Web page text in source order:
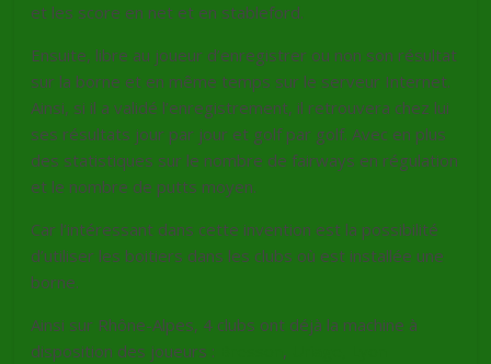
et les score en net et en stableford.
Ensuite, libre au joueur d’enregistrer ou non son résultat
sur la borne et en même temps sur le serveur Internet.
Ainsi, si il a validé l’enregistrement, il retrouvera chez lui
ses résultats jour par jour et golf par golf. Avec en plus
des statistiques sur le nombre de fairways en régulation
et le nombre de putts moyen.
Car l’intéressant dans cette invention est la possibilité
d’utiliser les boitiers dans les clubs où est installée une
borne.
Ainsi sur Rhône-Alpes, 4 clubs ont déjà la machine à
disposition des joueurs :
,